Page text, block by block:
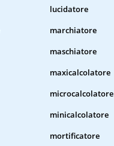
lucidatore
marchiatore
maschiatore
maxicalcolatore
microcalcolatore
minicalcolatore
mortificatore